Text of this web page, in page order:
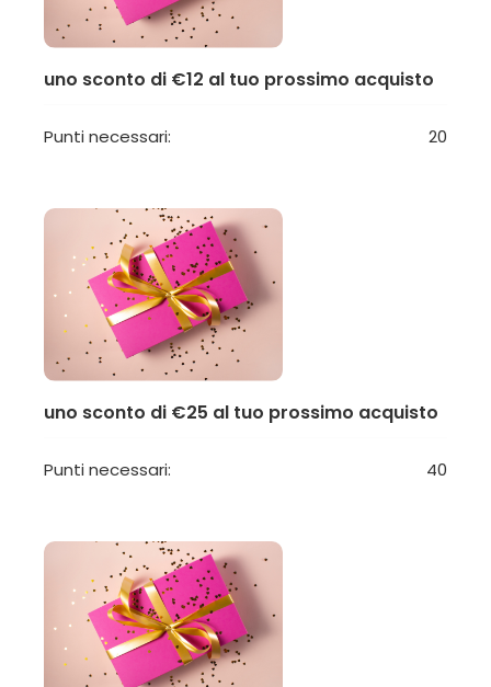
uno sconto di €12 al tuo prossimo acquisto
Punti necessari: 20
uno sconto di €25 al tuo prossimo acquisto
Punti necessari: 40